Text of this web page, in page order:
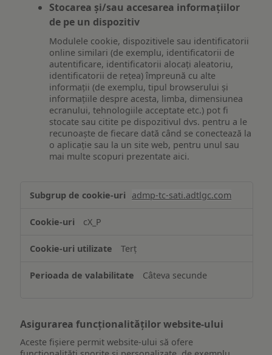
Stocarea și/sau accesarea informațiilor
de pe un dispozitiv
Modulele cookie, dispozitivele sau identificatorii
online similari (de exemplu, identificatorii de
autentificare, identificatorii alocați aleatoriu,
identificatorii de rețea) împreună cu alte
informații (de exemplu, tipul browserului și
informațiile despre acesta, limba, dimensiunea
ecranului, tehnologiile acceptate etc.) pot fi
stocate sau citite pe dispozitivul dvs. pentru a le
recunoaște de fiecare dată când se conectează la
o aplicație sau la un site web, pentru unul sau
mai multe scopuri prezentate aici.
și/sau
informațiilor
pe
dispozitiv
admp-tc-sati.adtlgc.com
cX_P
Terț
Câteva secunde
Asigurarea funcționalităților website-ului
Aceste fișiere permit website-ului să ofere